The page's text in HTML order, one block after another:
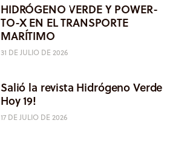
HIDRÓGENO VERDE Y POWER-
TO-X EN EL TRANSPORTE
MARÍTIMO
31 DE JULIO DE 2026
Salió la revista Hidrógeno Verde
Hoy 19!
17 DE JULIO DE 2026